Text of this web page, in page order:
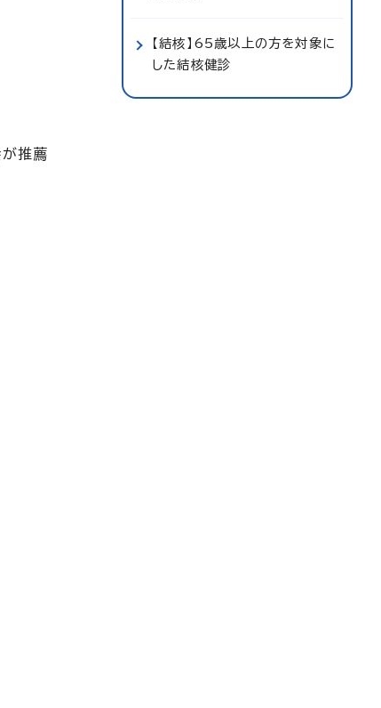
推薦
【結核】65歳以上の方を対象に
した結核健診